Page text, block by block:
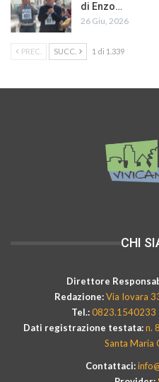
di Enzo…
26 Giu, 2026
PREC. SUCC. 1 di 1.339
CHI
Direttore
Redazione:Via Iovara
Tel.:0823.1540233
Dati registrazione testata:n.
Santa Maria
Contattaci: